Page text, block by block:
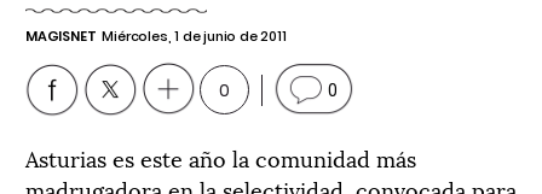
MAGISNET Miércoles, 1 de junio de 2011
0 0
Asturias es este año la comunidad más